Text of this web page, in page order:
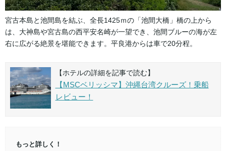
宮古本島と池間島を結ぶ、全長1425ｍの「池間大橋」橋の上から
は、大神島や宮古島の西平安名崎が一望でき、池間ブルーの海が左
右に広がる絶景を堪能できます。平良港からは車で20分程。
【ホテルの詳細を記事で読む】
【MSCベリッシマ】沖縄台湾クルーズ！乗船
レビュー！
もっと詳しく！